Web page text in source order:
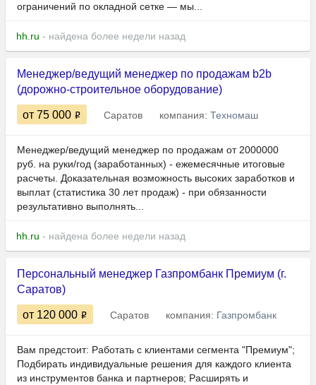
ограничений по окладной сетке — мы...
hh.ru - найдена более недели назад
Менеджер/ведущий менеджер по продажам b2b
(дорожно-строительное оборудование)
от 75 000 Саратов компания: Техномаш
Менеджер/ведущий менеджер по продажам от 2000000
руб. на руки/год (заработанных) - ежемесячные итоговые
расчеты. Доказательная возможность высоких заработков и
выплат (статистика 30 лет продаж) - при обязанности
результативно выполнять...
hh.ru - найдена более недели назад
Персональный менеджер Газпромбанк Премиум (г.
Саратов)
от 120 000 Саратов компания: Газпромбанк
Вам предстоит: Работать с клиентами сегмента "Премиум";
Подбирать индивидуальные решения для каждого клиента
из инструментов банка и партнеров; Расширять и